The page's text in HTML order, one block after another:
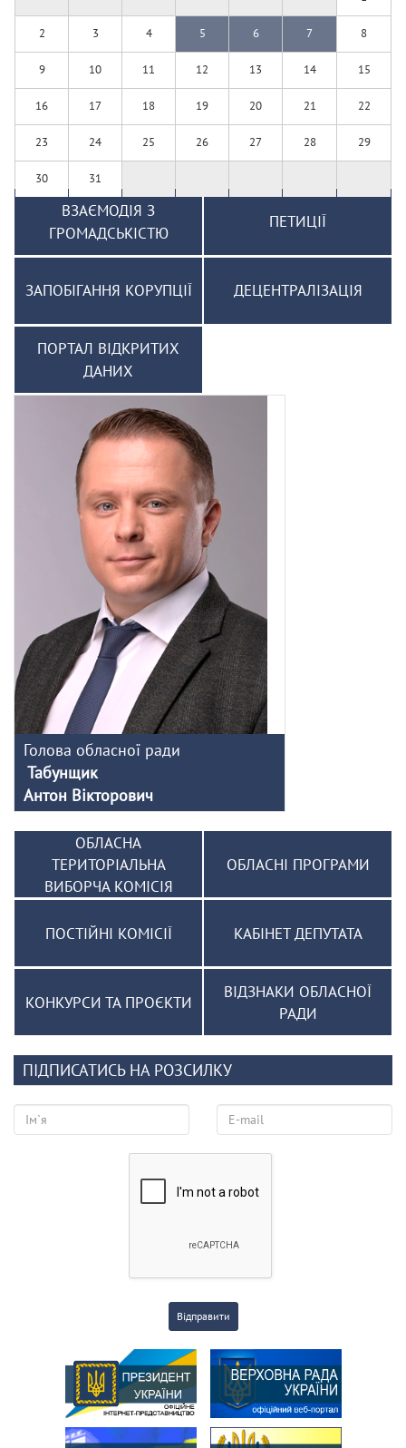
2 3 4 5 6 7 8
9 10 11 12 13 14 15
16 17 18 19 20 21 22
23 24 25 26 27 28 29
30 31
ВЗАЄМОДІЯ З
ГРОМАДСЬКІСТЮ
ПЕТИЦІЇ
ЗАПОБІГАННЯ КОРУПЦІЇ ДЕЦЕНТРАЛІЗАЦІЯ
ПОРТАЛ ВІДКРИТИХ
ДАНИХ
Голова обласної ради
Табунщик
Антон Вікторович
ОБЛАСНА
ТЕРИТОРІАЛЬНА
ВИБОРЧА КОМІСІЯ
ОБЛАСНІ ПРОГРАМИ
ПОСТІЙНІ КОМІСІЇ КАБІНЕТ ДЕПУТАТА
КОНКУРСИ ТА ПРОЄКТИ
ВІДЗНАКИ ОБЛАСНОЇ
РАДИ
ПІДПИСАТИСЬ НА РОЗСИЛКУ
Відправити